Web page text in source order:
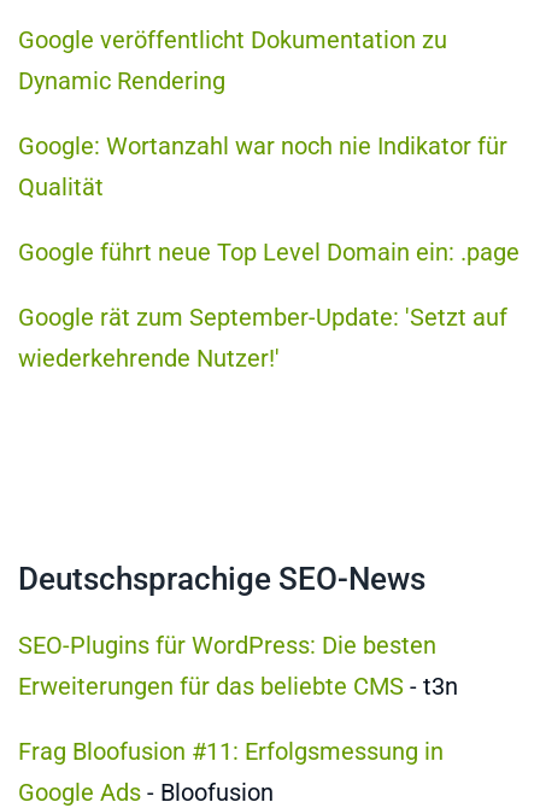
Google veröffentlicht Dokumentation zu
Dynamic Rendering
Google: Wortanzahl war noch nie Indikator für
Qualität
Google führt neue Top Level Domain ein: .page
Google rät zum September-Update: 'Setzt auf
wiederkehrende Nutzer!'
Deutschsprachige SEO-News
SEO-Plugins für WordPress: Die besten
Erweiterungen für das beliebte CMS - t3n
Frag Bloofusion #11: Erfolgsmessung in
Google Ads - Bloofusion